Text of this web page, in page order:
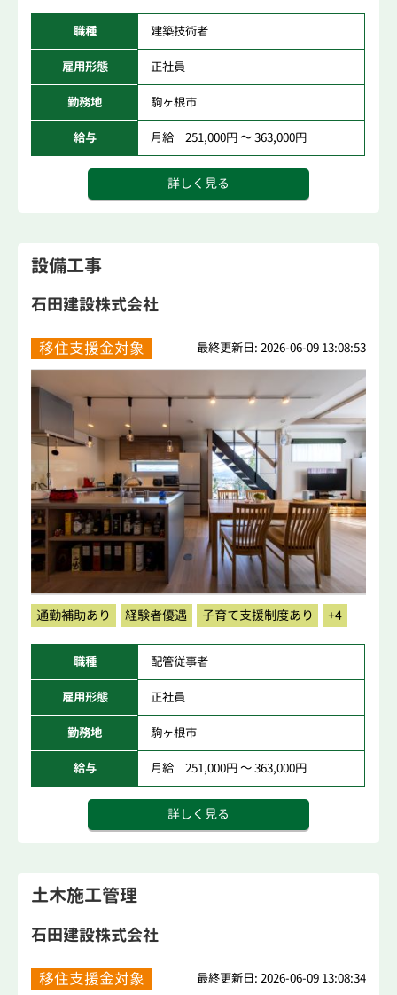
職種 建築技術者
雇用形態 正社員
勤務地 駒ヶ根市
給与 月給 251,000円 ～ 363,000円
詳しく見る
設備工事
石田建設株式会社
移住支援金対象 最終更新日: 2026-06-09 13:08:53
通勤補助あり 経験者優遇 子育て支援制度あり +4
職種 配管従事者
雇用形態 正社員
勤務地 駒ヶ根市
給与 月給 251,000円 ～ 363,000円
詳しく見る
土木施工管理
石田建設株式会社
移住支援金対象 最終更新日: 2026-06-09 13:08:34